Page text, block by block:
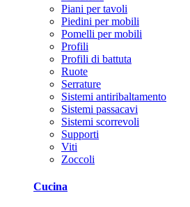
Piani per tavoli
Piedini per mobili
Pomelli per mobili
Profili
Profili di battuta
Ruote
Serrature
Sistemi antiribaltamento
Sistemi passacavi
Sistemi scorrevoli
Supporti
Viti
Zoccoli
Cucina